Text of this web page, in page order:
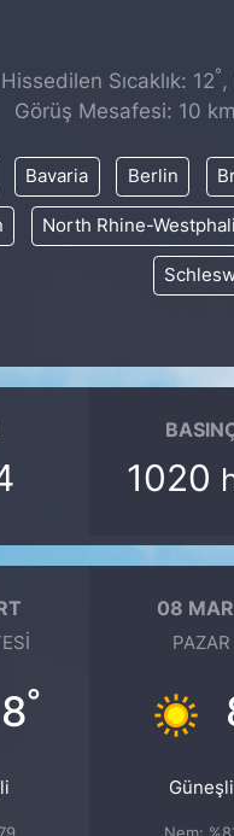
Sıcaklık: 12° ,
Görüş Mesafesi: 10
Bavaria Berlin
North Rhine-
1020
8°
08
PAZAR
Güneşli